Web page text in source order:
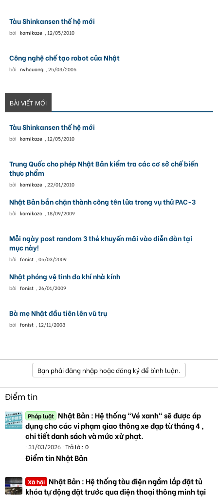
Tàu Shinkansen thế hệ mới
bởi kamikaze , 12/05/2010
Công nghệ chế tạo robot của Nhật
bởi nvhcuong , 25/03/2005
BÀI VIẾT MỚI
Tàu Shinkansen thế hệ mới
bởi kamikaze , 12/05/2010
Trung Quốc cho phép Nhật Bản kiểm tra các cơ sở chế biến
thực phẩm
bởi kamikaze , 22/01/2010
Nhật Bản bắn chặn thành công tên lửa trong vụ thử PAC-3
bởi kamikaze , 18/09/2009
Mỗi ngày post random 3 thẻ khuyến mãi vào diễn đàn tại
mục này!
bởi fonist , 05/03/2009
Nhật phóng vệ tinh đo khí nhà kính
bởi fonist , 26/01/2009
Bà mẹ Nhật đầu tiên lên vũ trụ
bởi fonist , 12/11/2008
Bạn phải đăng nhập hoặc đăng ký để bình luận.
Điểm tin
Pháp luật Nhật Bản : Hệ thống "Vé xanh" sẽ được áp
dụng cho các vi phạm giao thông xe đạp từ tháng 4 ,
chi tiết danh sách và mức xử phạt.
31/03/2026 Trả lời: 0
Điểm tin Nhật Bản
Xã hội Nhật Bản : Hệ thống tàu điện ngầm lắp đặt tủ
khóa tự động đặt trước qua điện thoại thông minh tại